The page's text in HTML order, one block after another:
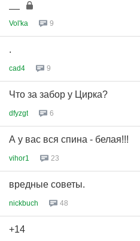
Vol'ka 9
.
cad4 9
Что за забор у Цирка?
dfyzgt 6
А у вас вся спина - белая!!!
vihor1 23
вредные советы.
nickbuch 48
+14